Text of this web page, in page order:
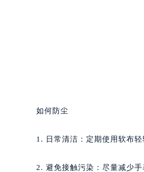
佛山市禅城
东莞市东城
无锡市梁溪
南通市崇川
苏州市苏州
武汉市江汉
青岛市南区
长春市朝阳
如何防尘
1. 日常清洁：定期使用软布
2. 避免接触污染：尽量减少